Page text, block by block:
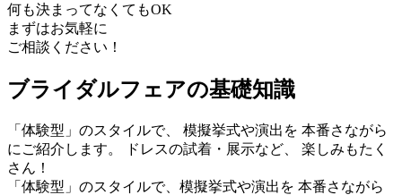
何も決まってなくてもOK
まずはお気軽に
ご相談ください！
ブライダルフェアの基礎知識
「体験型」のスタイルで、 模擬挙式や演出を 本番さながら
にご紹介します。 ドレスの試着・展示など、 楽しみもたく
さん！
「体験型」のスタイルで、模擬挙式や演出を 本番さながら